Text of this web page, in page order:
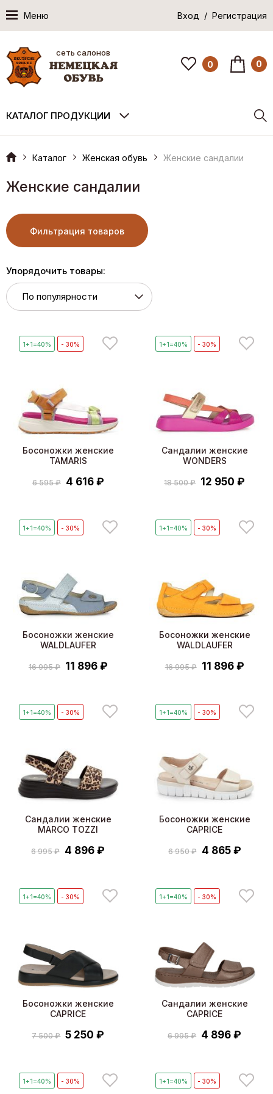
Меню Вход / Регистрация
сеть салонов
0 0
КАТАЛОГ ПРОДУКЦИИ
Каталог Женская обувь Женские сандалии
Женские сандалии
Фильтрация товаров
Упорядочить товары:
1+1=40% - 30%
Босоножки женские
TAMARIS
6 595 ₽ 4 616 ₽
1+1=40% - 30%
Сандалии женские
WONDERS
18 500 ₽ 12 950 ₽
1+1=40% - 30%
Босоножки женские
WALDLAUFER
16 995 ₽ 11 896 ₽
1+1=40% - 30%
Босоножки женские
WALDLAUFER
16 995 ₽ 11 896 ₽
1+1=40% - 30%
Сандалии женские
MARCO TOZZI
6 995 ₽ 4 896 ₽
1+1=40% - 30%
Босоножки женские
CAPRICE
6 950 ₽ 4 865 ₽
1+1=40% - 30%
Босоножки женские
CAPRICE
7 500 ₽ 5 250 ₽
1+1=40% - 30%
Сандалии женские
CAPRICE
6 995 ₽ 4 896 ₽
1+1=40% - 30% 1+1=40% - 30%